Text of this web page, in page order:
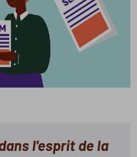
l'esprit de la